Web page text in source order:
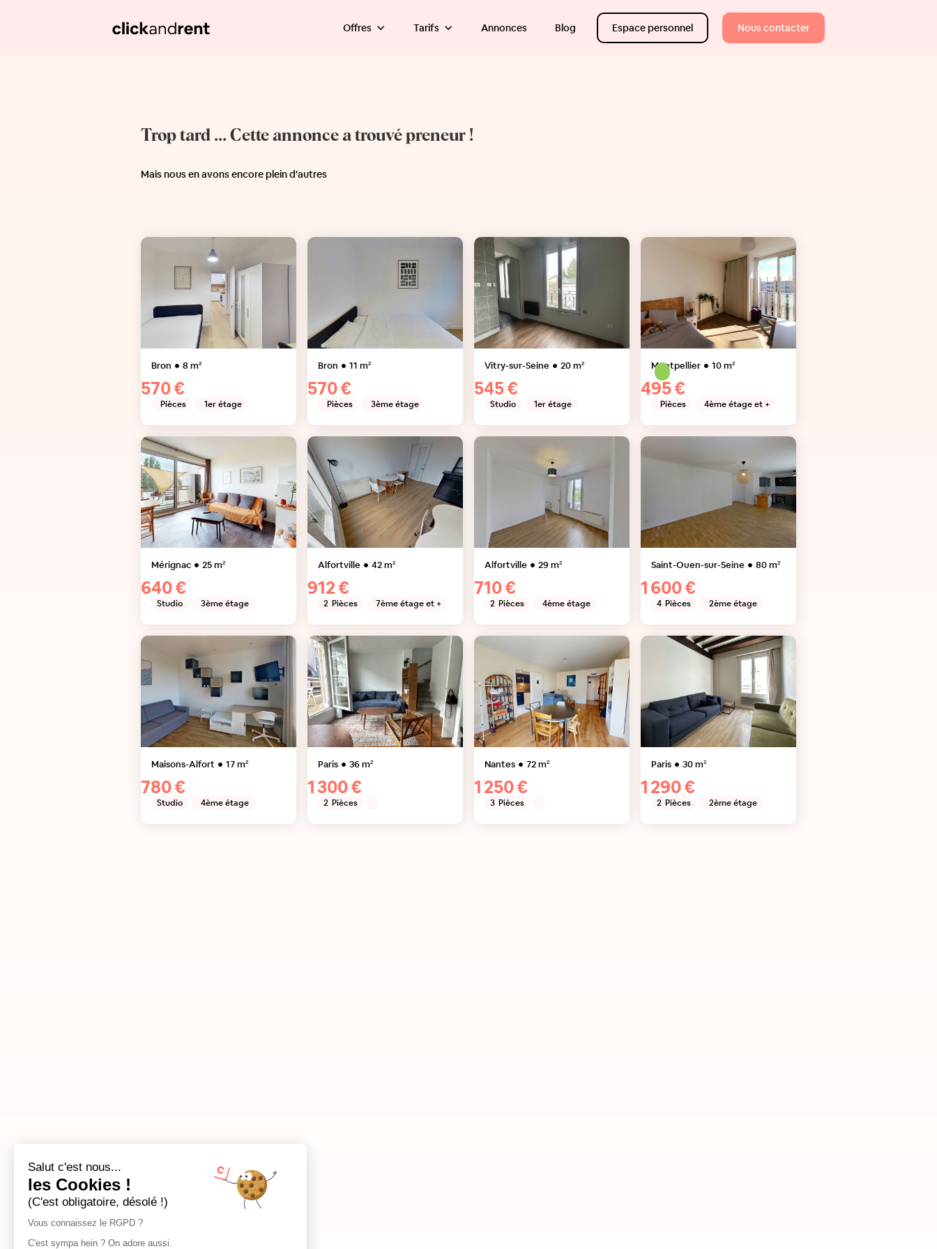
Offres Tarifs Annonces Blog Espace personnel Nous contacter
Trop tard ... Cette annonce a trouvé preneur !
Mais nous en avons encore plein d'autres
Bron 8 m²
570 €
Pièces 1er étage
Bron 11 m²
570 €
Pièces 3ème étage
Vitry-sur-Seine 20m²
545 €
Studio 1er étage
Montpellier 10m²
495 €
Pièces 4ème étage et +
Mérignac 25m²
640 €
Studio 3ème étage
Alfortville 42m²
912 €
2 Pièces 7ème étage et +
Alfortville 29 m²
710 €
2 Pièces 4ème étage
Saint-Ouen-sur-Seine 80m²
1 600 €
4 Pièces 2ème étage
Maisons-Alfort 17m²
780 €
Studio 4ème étage
Paris 36m²
1 300 €
2 Pièces
Nantes 72m²
1 250 €
3 Pièces
Paris 30m²
1 290 €
2 Pièces 2ème étage
Salut c'est nous...
les Cookies !
(C'est obligatoire, désolé !)
Vous connaissez le RGPD ?
C'est sympa hein ? On adore aussi.